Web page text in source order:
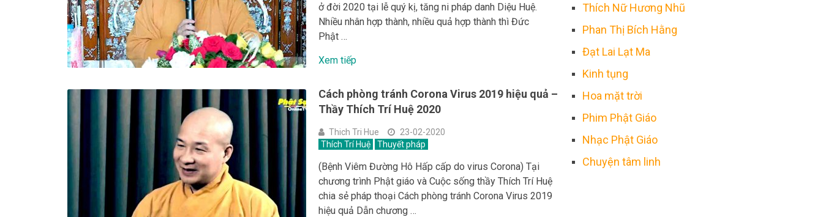
ở đời 2020 tại lễ quý kị, tăng ni pháp danh Diệu Huệ.
Nhiều nhân hợp thành, nhiều quả hợp thành thì Đức
Phật …
Xem tiếp
Cách phòng tránh Corona Virus 2019 hiệu quả –
Thầy Thích Trí Huệ 2020
Thich Tri Hue
23-02-2020
Thích Trí Huệ
Thuyết pháp
(Bệnh Viêm Đường Hô Hấp cấp do virus Corona) Tại
chương trình Phật giáo và Cuộc sống thầy Thích Trí Huệ
chia sẻ pháp thoại Cách phòng tránh Corona Virus 2019
hiệu quả Dẫn chương …
Thích Nữ Hương Nhũ
Phan Thị Bích Hằng
Đạt Lai Lạt Ma
Kinh tụng
Hoa mặt trời
Phim Phật Giáo
Nhạc Phật Giáo
Chuyện tâm linh